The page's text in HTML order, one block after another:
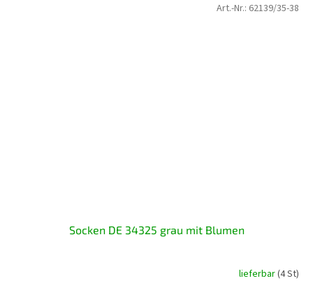
Socken DE 34325 grau mit Blumen
lieferbar(4 St)
Art.-Nr.: 62139/35-38